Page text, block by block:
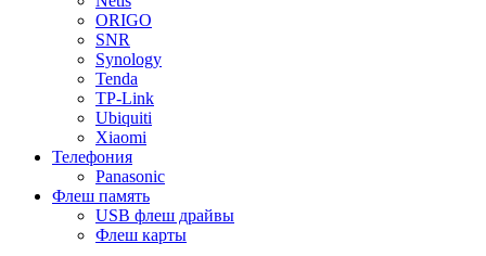
ORIGO
SNR
Synology
Tenda
TP-Link
Ubiquiti
Xiaomi
Телефония
Panasonic
Флеш память
USB флеш драйвы
Флеш карты